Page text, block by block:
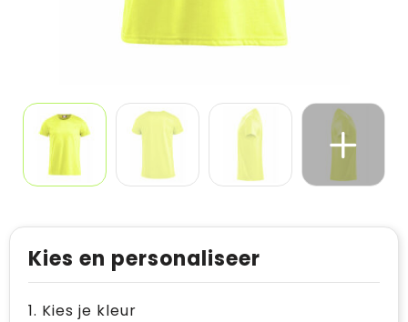
Kies en personaliseer
1. Kies je kleur